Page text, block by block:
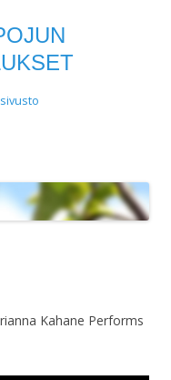
Kahane Performs